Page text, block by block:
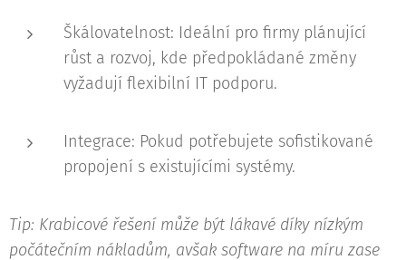
Škálovatelnost: Ideální pro firmy plánující
růst a rozvoj, kde předpokládané změny
vyžadují flexibilní IT podporu.
Integrace: Pokud potřebujete sofistikované
propojení s existujícími systémy.
Tip: Krabicové řešení může být lákavé díky nízkým
počátečním nákladům, avšak software na míru zase